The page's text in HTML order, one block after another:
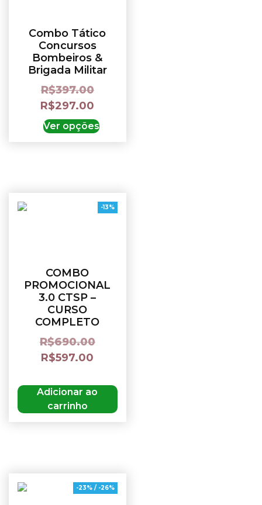
Combo Tático
Concursos
Bombeiros &
Brigada Militar
R$397.00
R$297.00
Ver opções
-13%
COMBO
PROMOCIONAL
3.0 CTSP –
CURSO
COMPLETO
R$690.00
R$597.00
Adicionar ao
carrinho
-23% / -26%